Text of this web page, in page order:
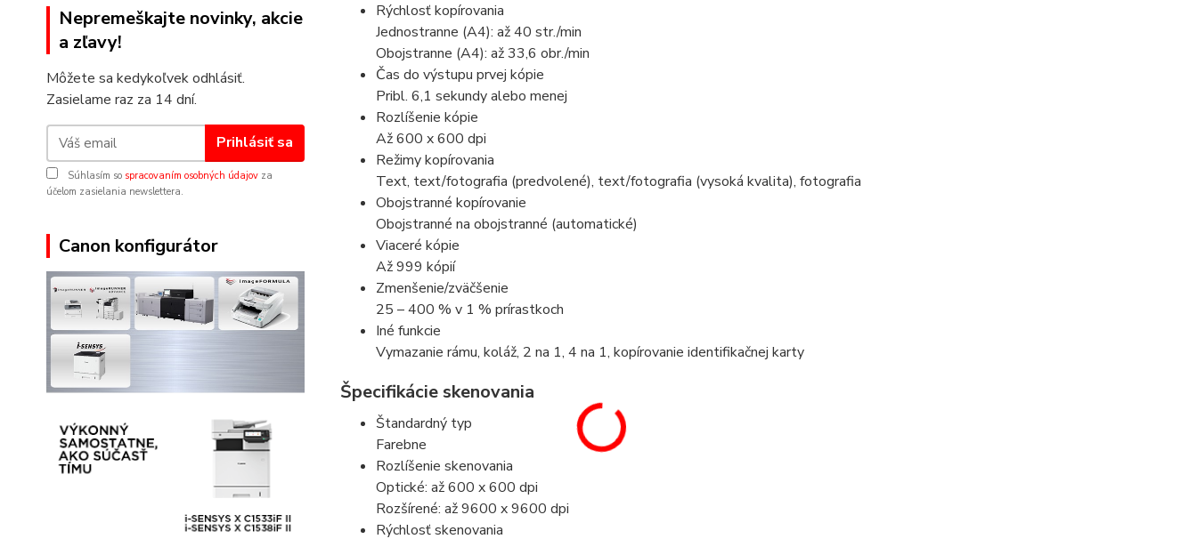
Nepremeškajte novinky, akcie
a zľavy!
Môžete sa kedykoľvek odhlásiť.
Zasielame raz za 14 dní.
Prihlásiť sa
Súhlasím so spracovaním osobných údajov za
účelom zasielania newslettera.
Canon konfigurátor
Rýchlosť kopírovania
Jednostranne (A4): až 40 str./min
Obojstranne (A4): až 33,6 obr./min
Čas do výstupu prvej kópie
Pribl. 6,1 sekundy alebo menej
Rozlíšenie kópie
Až 600 x 600 dpi
Režimy kopírovania
Text, text/fotografia (predvolené), text/fotografia (vysoká kvalita), fotografia
Obojstranné kopírovanie
Obojstranné na obojstranné (automatické)
Viaceré kópie
Až 999 kópií
Zmenšenie/zväčšenie
25 – 400 % v 1 % prírastkoch
Iné funkcie
Vymazanie rámu, koláž, 2 na 1, 4 na 1, kopírovanie identifikačnej karty
Špecifikácie skenovania
Štandardný typ
Farebne
Rozlíšenie skenovania
Optické: až 600 x 600 dpi
Rozšírené: až 9600 x 9600 dpi
Rýchlosť skenovania